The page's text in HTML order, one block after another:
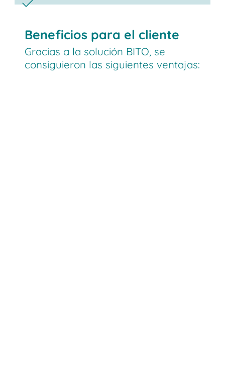
Beneficios para el cliente
Gracias a la solución BITO, se
consiguieron las siguientes ventajas: